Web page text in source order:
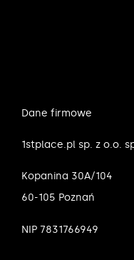
Dane firmowe
1stplace.pl sp. z o.o.
Kopanina 30A/104
60-105 Poznań
NIP 7831766949